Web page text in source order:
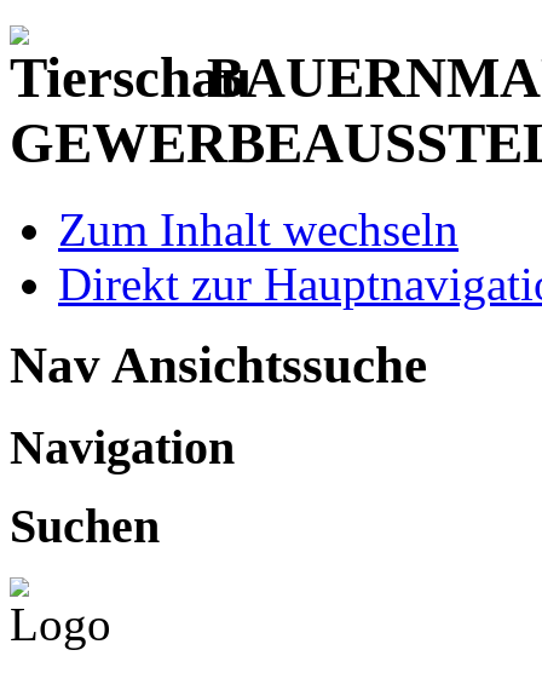
Zum Inhalt wechseln
Direkt zur
Nav Ansichtssuche
Navigation
Suchen